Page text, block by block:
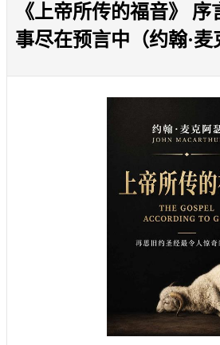
《上帝所传的福音》
事尽在预言中（约翰·麦